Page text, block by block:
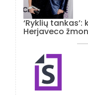
‘Ryklių
Herjaveco